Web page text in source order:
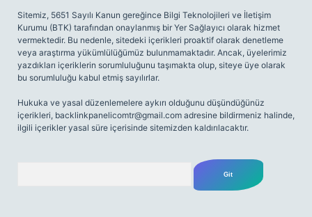
Sitemiz, 5651 Sayılı Kanun gereğince Bilgi Teknolojileri ve İletişim
Kurumu (BTK) tarafından onaylanmış bir Yer Sağlayıcı olarak hizmet
vermektedir. Bu nedenle, sitedeki içerikleri proaktif olarak denetleme
veya araştırma yükümlülüğümüz bulunmamaktadır. Ancak, üyelerimiz
yazdıkları içeriklerin sorumluluğunu taşımakta olup, siteye üye olarak
bu sorumluluğu kabul etmiş sayılırlar.
Hukuka ve yasal düzenlemelere aykırı olduğunu düşündüğünüz
içerikleri, backlinkpanelicomtr@gmail.com adresine bildirmeniz halinde,
ilgili içerikler yasal süre içerisinde sitemizden kaldırılacaktır.